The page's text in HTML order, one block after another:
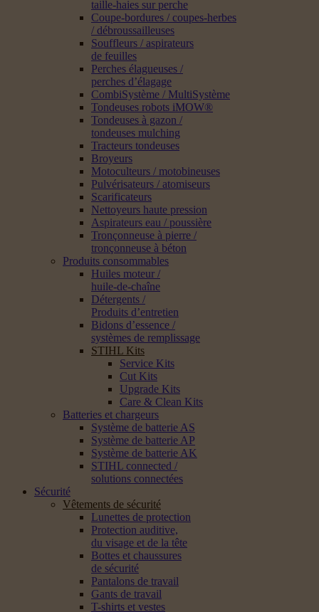
taille-haies sur perche
Coupe-bordures / coupes-herbes
/ débroussailleuses
Souffleurs / aspirateurs
de feuilles
Perches élagueuses /
perches d’élagage
CombiSystème / MultiSystème
Tondeuses robots iMOW®
Tondeuses à gazon /
tondeuses mulching
Tracteurs tondeuses
Broyeurs
Motoculteurs / motobineuses
Pulvérisateurs / atomiseurs
Scarificateurs
Nettoyeurs haute pression
Aspirateurs eau / poussière
Tronçonneuse à pierre /
tronçonneuse à béton
Produits consommables
Huiles moteur /
huile-de-chaîne
Détergents /
Produits d’entretien
Bidons d’essence /
systèmes de remplissage
STIHL Kits
Service Kits
Cut Kits
Upgrade Kits
Care & Clean Kits
Batteries et chargeurs
Système de batterie AS
Système de batterie AP
Système de batterie AK
STIHL connected /
solutions connectées
Sécurité
Vêtements de sécurité
Lunettes de protection
Protection auditive,
du visage et de la tête
Bottes et chaussures
de sécurité
Pantalons de travail
Gants de travail
T-shirts et vestes